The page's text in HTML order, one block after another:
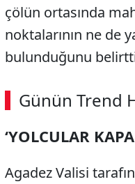
çölün ortasında
noktalarının ne de
bulunduğunu
Günün Trend
00:02 / 09:08
‘YOLCULAR
Agadez Valisi